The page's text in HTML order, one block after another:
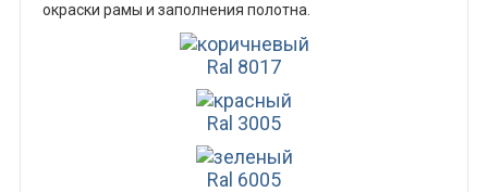
окраски рамы и заполнения полотна.
Ral 8017
Ral 3005
Ral 6005